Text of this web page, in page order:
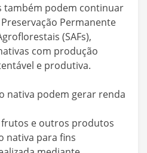
também podem continuar
Permanente
(SAFs),
com produção
e produtiva.
nativa podem gerar renda
frutos e outros produtos
nativa para fins